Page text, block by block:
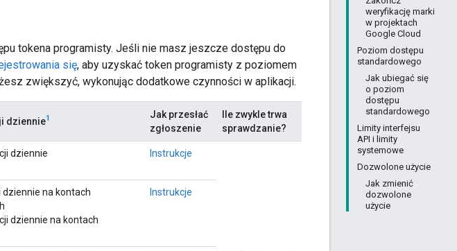
weryfikację marki
w projektach
Google Cloud
Poziom dostępu
standardowego
Jak ubiegać się
o poziom
dostępu
standardowego
Limity interfejsu
API i limity
systemowe
Dozwolone użycie
Jak zmienić
dozwolone
użycie
tokena programisty. Jeśli nie masz jeszcze dostępu do
się, aby uzyskać token programisty z poziomem
zwiększyć, wykonując dodatkowe czynności w aplikacji.
dziennie1
Jak przesłać
zgłoszenie
Ile zwykle trwa
sprawdzanie?
dziennie Instrukcje
dziennie na kontach
dziennie na kontach
Instrukcje